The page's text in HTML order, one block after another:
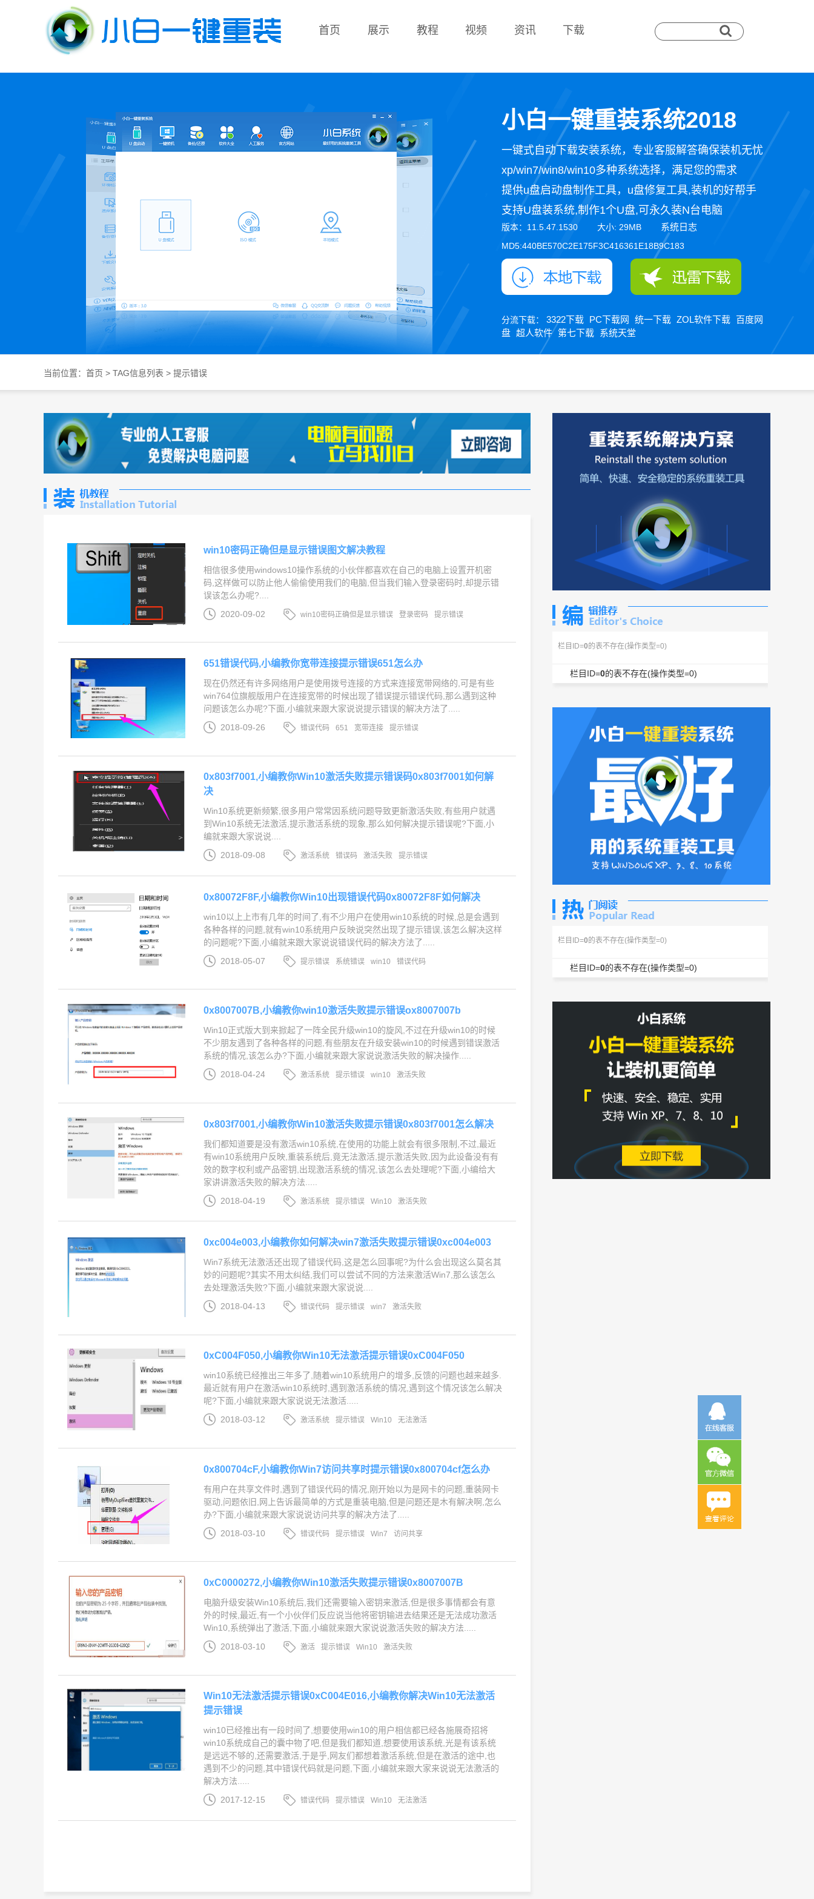
首页 展示 教程 视频 资讯 下载
小白一键重装系统2018
一键式自动下载安装系统，专业客服解答确保装机无忧
xp/win7/win8/win10多种系统选择，满足您的需求
提供u盘启动盘制作工具，u盘修复工具,装机的好帮手
支持U盘装系统,制作1个U盘,可永久装N台电脑
版本：11.5.47.1530 大小: 29MB 系统日志
MD5:440BE570C2E175F3C416361E18B9C183
分流下载： 3322下载 PC下载网 统一下载 ZOL软件下载 百度网
盘 超人软件 第七下载 系统天堂
当前位置： 首页 > TAG信息列表 > 提示错误
win10密码正确但是显示错误图文解决教程
相信很多使用windows10操作系统的小伙伴都喜欢在自己的电脑上设置开机密
码,这样做可以防止他人偷偷使用我们的电脑,但当我们输入登录密码时,却提示错
误该怎么办呢?....
2020-09-02
win10密码正确但是显示错误 登录密码 提示错误
651错误代码,小编教你宽带连接提示错误651怎么办
现在仍然还有许多网络用户是使用拨号连接的方式来连接宽带网络的,可是有些
win764位旗舰版用户在连接宽带的时候出现了错误提示错误代码,那么遇到这种
问题该怎么办呢?下面,小编就来跟大家说说提示错误的解决方法了.....
2018-09-26
错误代码 651 宽带连接 提示错误
0x803f7001,小编教你Win10激活失败提示错误码0x803f7001如何解
决
Win10系统更新频繁,很多用户常常因系统问题导致更新激活失败,有些用户就遇
到Win10系统无法激活,提示激活系统的现象,那么如何解决提示错误呢?下面,小
编就来跟大家说说....
2018-09-08
激活系统 错误码 激活失败 提示错误
0x80072F8F,小编教你Win10出现错误代码0x80072F8F如何解决
win10以上上市有几年的时间了,有不少用户在使用win10系统的时候,总是会遇到
各种各样的问题,就有win10系统用户反映说突然出现了提示错误,该怎么解决这样
的问题呢?下面,小编就来跟大家说说错误代码的解决方法了.....
2018-05-07
提示错误 系统错误 win10 错误代码
0x8007007B,小编教你win10激活失败提示错误ox8007007b
Win10正式版大到来掀起了一阵全民升级win10的旋风,不过在升级win10的时候
不少朋友遇到了各种各样的问题,有些朋友在升级安装win10的时候遇到错误激活
系统的情况,该怎么办?下面,小编就来跟大家说说激活失败的解决操作.....
2018-04-24
激活系统 提示错误 win10 激活失败
0x803f7001,小编教你Win10激活失败提示错误0x803f7001怎么解决
我们都知道要是没有激活win10系统,在使用的功能上就会有很多限制,不过,最近
有win10系统用户反映,重装系统后,竟无法激活,提示激活失败,因为此设备没有有
效的数字权利或产品密钥,出现激活系统的情况,该怎么去处理呢?下面,小编给大
家讲讲激活失败的解决方法.....
2018-04-19
激活系统 提示错误 Win10 激活失败
0xc004e003,小编教你如何解决win7激活失败提示错误0xc004e003
Win7系统无法激活还出现了错误代码,这是怎么回事呢?为什么会出现这么莫名其
妙的问题呢?其实不用太纠结,我们可以尝试不同的方法来激活Win7,那么该怎么
去处理激活失败?下面,小编就来跟大家说说....
2018-04-13
错误代码 提示错误 win7 激活失败
0xC004F050,小编教你Win10无法激活提示错误0xC004F050
win10系统已经推出三年多了,随着win10系统用户的增多,反馈的问题也越来越多.
最近就有用户在激活win10系统时,遇到激活系统的情况,遇到这个情况该怎么解决
呢?下面,小编就来跟大家说说无法激活.....
2018-03-12
激活系统 提示错误 Win10 无法激活
0x800704cF,小编教你Win7访问共享时提示错误0x800704cf怎么办
有用户在共享文件时,遇到了错误代码的情况,刚开始以为是网卡的问题,重装网卡
驱动,问题依旧,网上告诉最简单的方式是重装电脑,但是问题还是木有解决啊,怎么
办?下面,小编就来跟大家说说访问共享的解决方法了.....
2018-03-10
错误代码 提示错误 Win7 访问共享
0xC0000272,小编教你Win10激活失败提示错误0x8007007B
电脑升级安装Win10系统后,我们还需要输入密钥来激活,但是很多事情都会有意
外的时候,最近,有一个小伙伴们反应说当他将密钥输进去结果还是无法成功激活
Win10,系统弹出了激活,下面,小编就来跟大家说说激活失败的解决方法.....
2018-03-10
激活 提示错误 Win10 激活失败
Win10无法激活提示错误0xC004E016,小编教你解决Win10无法激活
提示错误
win10已经推出有一段时间了,想要使用win10的用户相信都已经各施展奇招将
win10系统成自己的囊中物了吧,但是我们都知道,想要使用该系统,光是有该系统
是远远不够的,还需要激活,于是乎,网友们都想着激活系统,但是在激活的途中,也
遇到不少的问题,其中错误代码就是问题,下面,小编就来跟大家来说说无法激活的
解决方法.....
2017-12-15
错误代码 提示错误 Win10 无法激活
栏目ID=0 的表不存在(操作类型=0)
栏目ID=0的表不存在(操作类型=0)
栏目ID=0 的表不存在(操作类型=0)
栏目ID=0的表不存在(操作类型=0)